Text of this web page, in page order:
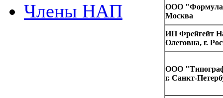
Члены НАП
ООО "Формула
Москва
ИП Фрейгейт
Олеговна, г.
ООО
г. Санкт-